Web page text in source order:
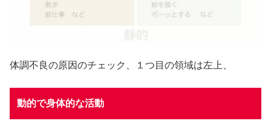
体調不良の原因のチェック、１つ目の領域は左上、
動的で身体的な活動